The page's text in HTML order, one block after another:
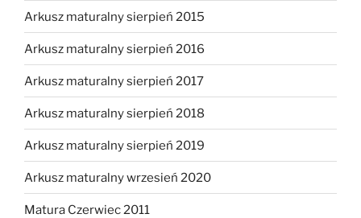
Arkusz maturalny sierpień 2015
Arkusz maturalny sierpień 2016
Arkusz maturalny sierpień 2017
Arkusz maturalny sierpień 2018
Arkusz maturalny sierpień 2019
Arkusz maturalny wrzesień 2020
Matura Czerwiec 2011